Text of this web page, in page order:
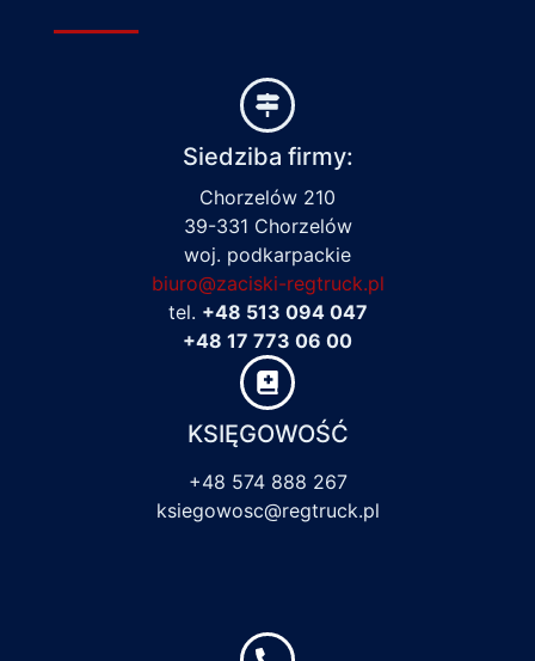
Siedziba firmy:
Chorzelów 210
39-331 Chorzelów
woj. podkarpackie
biuro@zaciski-regtruck.pl
tel. +48 513 094 047
+48 17 773 06 00
KSIĘGOWOŚĆ
+48 574 888 267
ksiegowosc@regtruck.pl